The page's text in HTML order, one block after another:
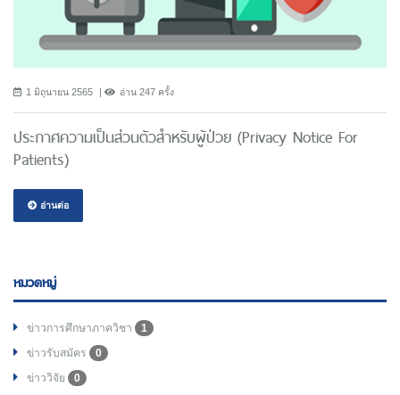
1 มิถุนายน 2565 อ่าน 247 ครั้ง
ประกาศความเป็นส่วนตัวสำหรับผู้ป่วย (Privacy Notice For
Patients)
อ่านต่อ
หมวดหมู่
ข่าวการศึกษาภาควิชา
1
ข่าวรับสมัคร
0
ข่าววิจัย
0